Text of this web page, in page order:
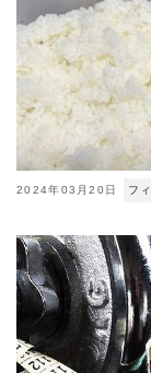
2024年03月20日 フ